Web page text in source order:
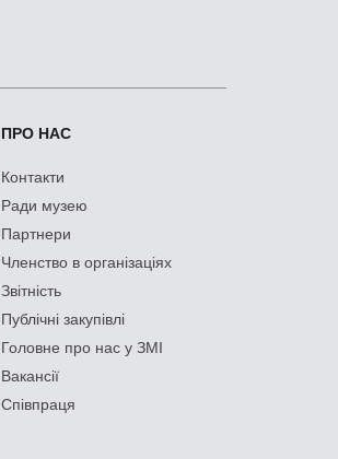
ПРО НАС
Контакти
Ради музею
Партнери
Членство в організаціях
Звітність
Публічні закупівлі
Головне про нас у ЗМІ
Вакансії
Співпраця